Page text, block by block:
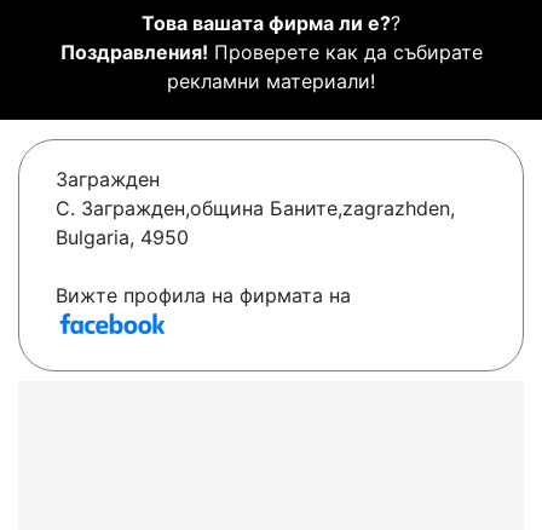
Това вашата фирма ли е??
Поздравления! Проверете как да събирате
рекламни материали!
Загражден
С. Загражден,община Баните,zagrazhden,
Bulgaria, 4950
Вижте профила на фирмата на